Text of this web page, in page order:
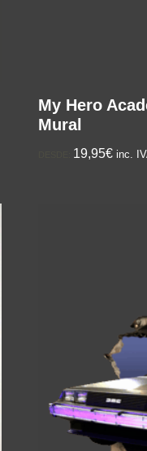
My Hero
Mural
19,95€ inc.